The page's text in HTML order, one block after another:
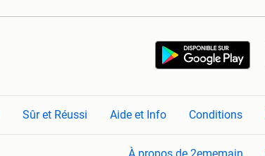
Sûr et Réussi Aide et Info Conditions